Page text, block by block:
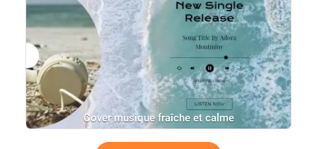
Cover musique fraîche et calme